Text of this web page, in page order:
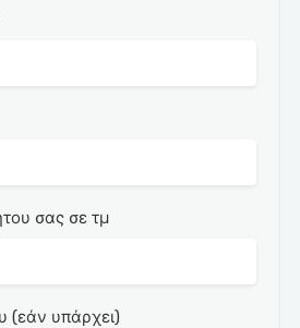
σας σε τμ
(εάν υπάρχει)